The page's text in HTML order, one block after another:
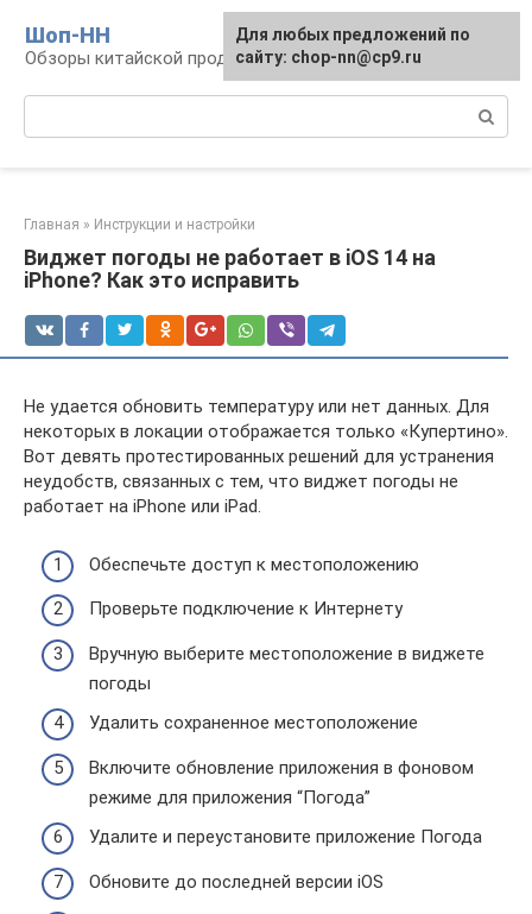
контенту
Шоп-HH
Обзоры китайской продукции Huawei и Honor
Главная » Инструкции и настройки
Виджет погоды не работает в iOS 14 на
iPhone? Как это исправить
Не удается обновить температуру или нет данных. Для
некоторых в локации отображается только «Купертино».
Вот девять протестированных решений для устранения
неудобств, связанных с тем, что виджет погоды не
работает на iPhone или iPad.
Обеспечьте доступ к местоположению
Проверьте подключение к Интернету
Вручную выберите местоположение в виджете
погоды
Удалить сохраненное местоположение
Включите обновление приложения в фоновом
режиме для приложения “Погода”
Удалите и переустановите приложение Погода
Обновите до последней версии iOS
Для любых предложений по
сайту: chop-nn@cp9.ru